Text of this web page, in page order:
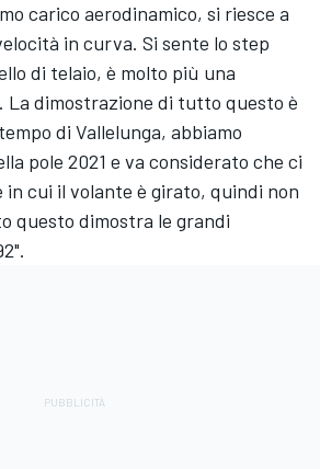
carico aerodinamico, si riesce a
in curva. Si sente lo step
di telaio, è molto più una
La dimostrazione di tutto questo è
di Vallelunga, abbiamo
pole 2021 e va considerato che ci
in cui il volante è girato, quindi non
questo dimostra le grandi